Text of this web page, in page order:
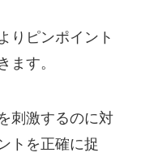
りピンポイント
ます。
刺激するのに対
トを正確に捉